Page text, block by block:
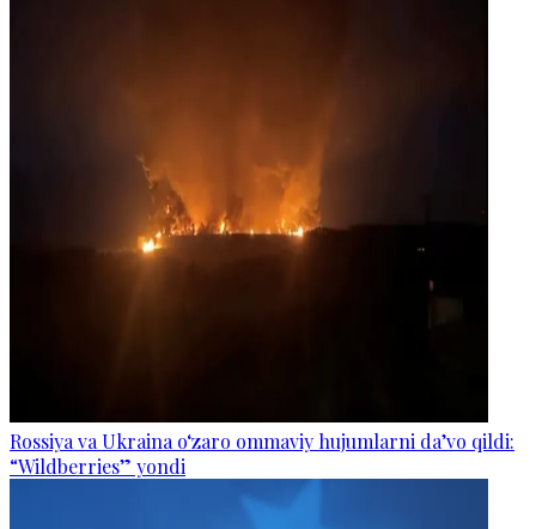
Rossiya va Ukraina o‘zaro ommaviy hujumlarni da’vo qildi:
“Wildberries” yondi